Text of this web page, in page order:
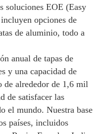
soluciones EOE (Easy
opciones de
de aluminio, todo a
anual de tapas de
y una capacidad de
de alrededor de 1,6 mil
de satisfacer las
el mundo. Nuestra base
países, incluidos